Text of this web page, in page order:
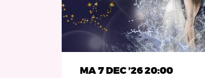
MA 7 DEC ’2620:00